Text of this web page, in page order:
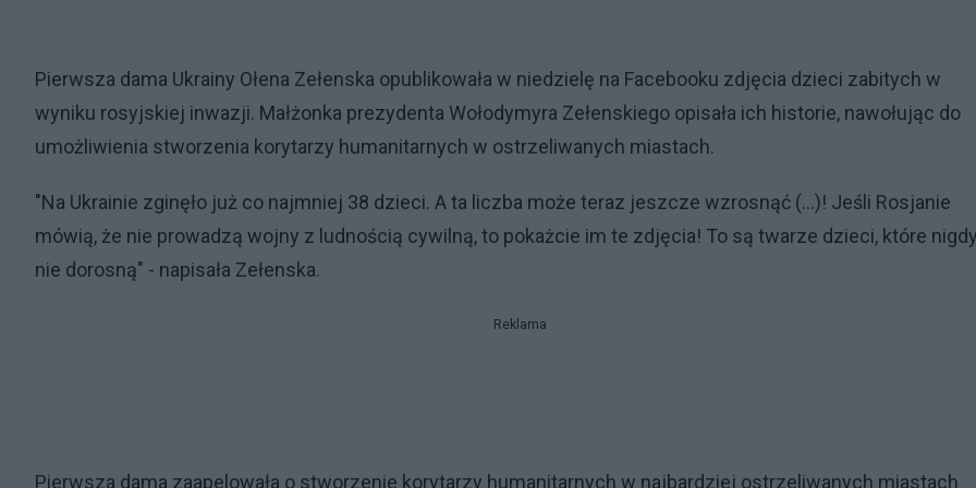
Pierwsza dama Ukrainy Ołena Zełenska opublikowała w niedzielę na Facebooku zdjęcia dzieci zabitych w
wyniku rosyjskiej inwazji. Małżonka prezydenta Wołodymyra Zełenskiego opisała ich historie, nawołując do
umożliwienia stworzenia korytarzy humanitarnych w ostrzeliwanych miastach.
"Na Ukrainie zginęło już co najmniej 38 dzieci. A ta liczba może teraz jeszcze wzrosnąć (...)! Jeśli Rosjanie
mówią, że nie prowadzą wojny z ludnością cywilną, to pokażcie im te zdjęcia! To są twarze dzieci, które
nie dorosną" - napisała Zełenska.
Reklama
Pierwsza dama zaapelowała o stworzenie korytarzy humanitarnych w najbardziej ostrzeliwanych miastach